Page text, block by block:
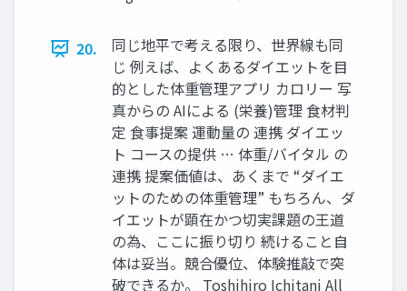
20.
同じ地平で考える限り、世界線も同
じ 例えば、よくあるダイエットを⽬
的とした体重管理アプリ カロリー 写
真からの AIによる (栄養)管理 ⾷材判
定 ⾷事提案 運動量の 連携 ダイエッ
ト コースの提供 … 体重/バイタル の
連携 提案価値は、あくまで “ダイエ
ットのための体重管理” もちろん、ダ
イエットが顕在かつ切実課題の王道
の為、ここに振り切り 続けること⾃
体は妥当。競合優位、体験推敲で突
破できるか。 Toshihiro Ichitani All